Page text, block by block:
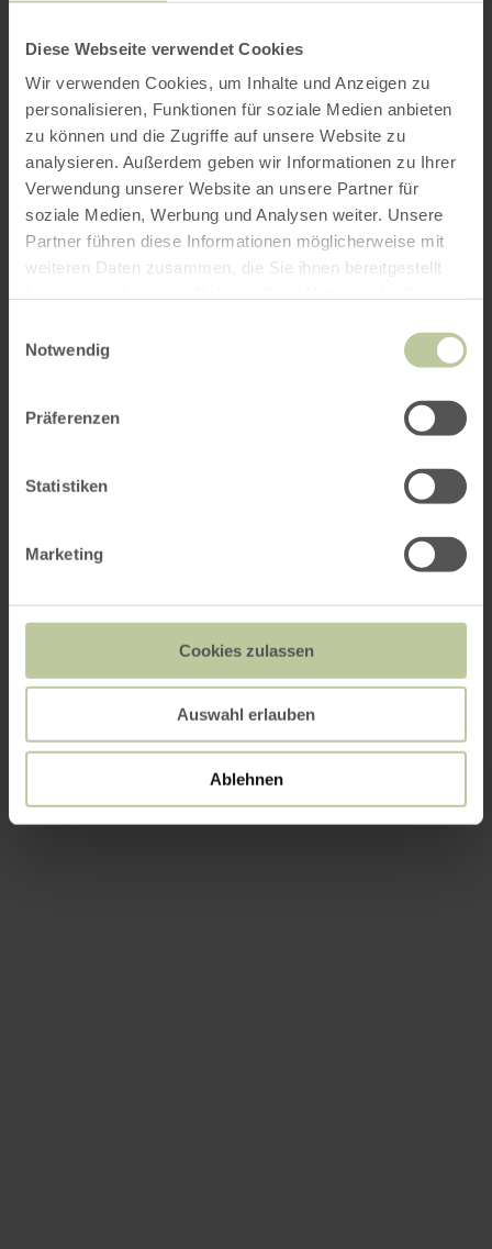
Diese Webseite verwendet Cookies
Wir verwenden Cookies, um Inhalte und Anzeigen zu
personalisieren, Funktionen für soziale Medien anbieten
zu können und die Zugriffe auf unsere Website zu
analysieren. Außerdem geben wir Informationen zu Ihrer
Verwendung unserer Website an unsere Partner für
soziale Medien, Werbung und Analysen weiter. Unsere
Partner führen diese Informationen möglicherweise mit
weiteren Daten zusammen, die Sie ihnen bereitgestellt
Notwendig
Präferenzen
Statistiken
Marketing
Cookies zulassen
Auswahl erlauben
Ablehnen